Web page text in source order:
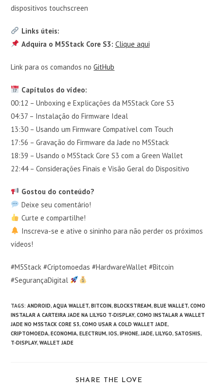
dispositivos touchscreen
Links úteis:
Adquira o M5Stack Core S3: Clique aqui
Link para os comandos noGitHub
Capítulos do vídeo:
00:12 – Unboxing e Explicações da M5Stack Core S3
04:37 – Instalação do Firmware Ideal
13:30 – Usando um Firmware Compatível com Touch
17:56 – Gravação do Firmware da Jade no M5Stack
18:39 – Usando o M5Stack Core S3 com a Green Wallet
22:44 – Considerações Finais e Visão Geral do Dispositivo
Gostou do conteúdo?
Deixe seu comentário!
Curte e compartilhe!
Inscreva-se e ative o sininho para não perder os próximos
vídeos!
#M5Stack #Criptomoedas #HardwareWallet #Bitcoin
#SegurançaDigital
TAGS:ANDROID, AQUA WALLET, BITCOIN, BLOCKSTREAM, BLUE WALLET, COMO
INSTALAR A CARTEIRA JADE NA LILYGO T-DISPLAY, COMO INSTALAR A WALLET
JADE NO M5STACK CORE S3, COMO USAR A COLD WALLET JADE,
CRIPTOMOEDA, ECONOMIA, ELECTRUM, IOS, IPHONE, JADE, LILYGO, SATOSHIS,
T-DISPLAY, WALLET JADE
SHARE THE LOVE